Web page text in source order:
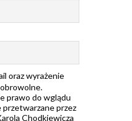
oraz wyrażenie
prawo do wglądu
przez
Chodkiewicza